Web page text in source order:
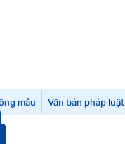
mẫu Văn bản pháp luật